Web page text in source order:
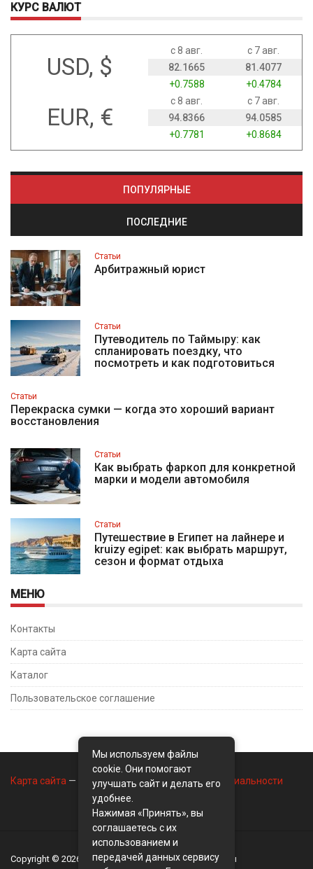
КУРС ВАЛЮТ
USD, $
с 8 авг.
с 7 авг.
82.1665
81.4077
+0.7588
+0.4784
EUR, €
с 8 авг.
с 7 авг.
94.8366
94.0585
+0.7781
+0.8684
ПОПУЛЯРНЫЕ
ПОСЛЕДНИЕ
Статьи
Арбитражный юрист
Статьи
Путеводитель по Таймыру: как
спланировать поездку, что
посмотреть и как подготовиться
Статьи
Перекраска сумки — когда это хороший вариант
восстановления
Статьи
Как выбрать фаркоп для конкретной
марки и модели автомобиля
Статьи
Путешествие в Египет на лайнере и
kruizy egipet: как выбрать маршрут,
сезон и формат отдыха
МЕНЮ
Контакты
Карта сайта
Каталог
Пользовательское соглашение
Карта сайта — Контакты— Политика конфиденциальности
Copyright © 2026 BusinessMix- Экономика и финансы
Мы используем файлы
cookie. Они помогают
улучшать сайт и делать его
удобнее.
Нажимая «Принять», вы
соглашаетесь с их
использованием и
передачей данных сервису